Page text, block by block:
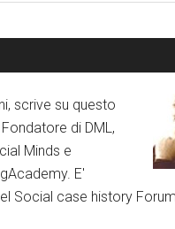
scrive su questo
di DML,
Minds e
E'
Social case history